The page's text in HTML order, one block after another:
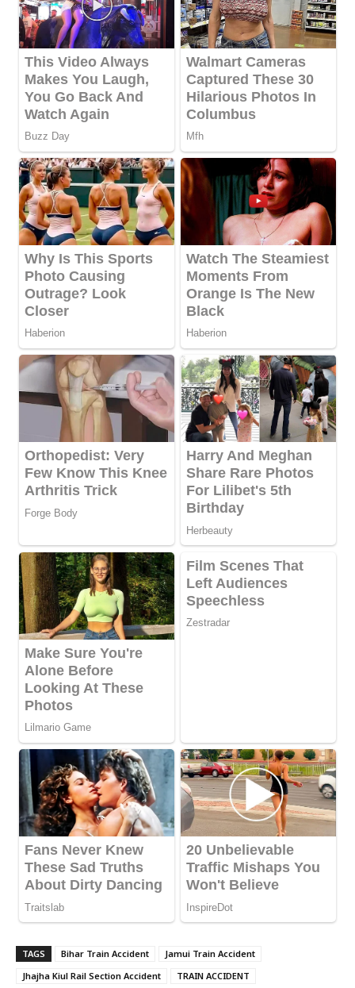
TAGS Bihar Train Accident
Jamui Train Accident
Jhajha Kiul Rail Section Accident
TRAIN ACCIDENT